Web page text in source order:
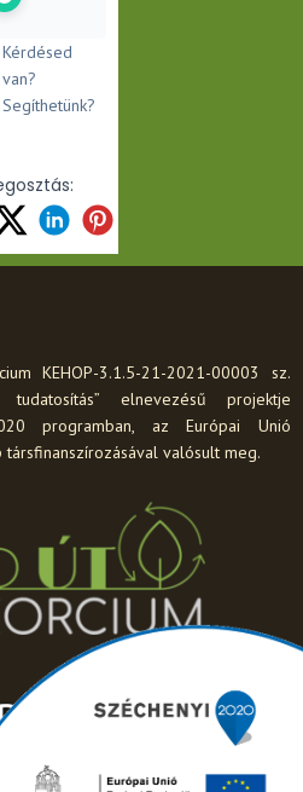
Kérdésed
van?
Segíthetünk?
KEHOP-3.1.5-21-2021-00003 sz.
tudatosítás” elnevezésű projektje
programban, az Európai Unió
társfinanszírozásával valósult meg.